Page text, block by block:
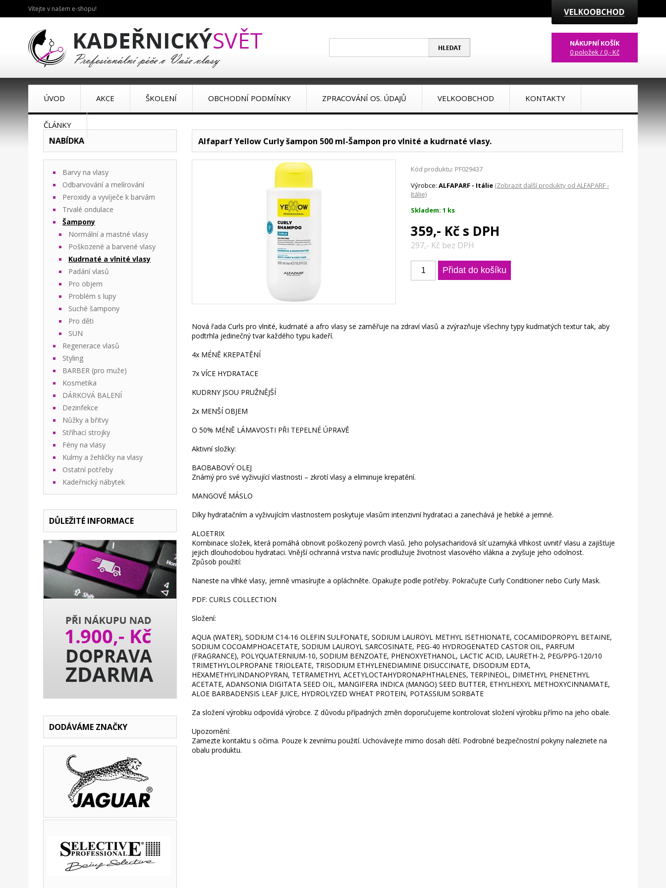
Vítejte v našem e-shopu!
NÁKUPNÍ KOŠÍK
0 položek / 0,- Kč
ÚVOD AKCE ŠKOLENÍ OBCHODNÍ PODMÍNKY ZPRACOVÁNÍ OS. ÚDAJŮ VELKOOBCHOD KONTAKTY
ČLÁNKY
NABÍDKA
Barvy na vlasy
Odbarvování a melírování
Peroxidy a vyvíječe k barvám
Trvalé ondulace
Šampony
Normální a mastné vlasy
Poškozené a barvené vlasy
Kudrnaté a vlnité vlasy
Padání vlasů
Pro objem
Problém s lupy
Suché šampony
Pro děti
SUN
Regenerace vlasů
Styling
BARBER (pro muže)
Kosmetika
DÁRKOVÁ BALENÍ
Dezinfekce
Nůžky a břitvy
Stříhací strojky
Fény na vlasy
Kulmy a žehličky na vlasy
Ostatní potřeby
Kadeřnický nábytek
DŮLEŽITÉ INFORMACE
DODÁVÁME ZNAČKY
Alfaparf Yellow Curly šampon 500 ml-Šampon pro vlnité a kudrnaté vlasy.
Kód produktu: PF029437
Výrobce: ALFAPARF - Itálie (Zobrazit další produkty od ALFAPARF -
Itálie)
Skladem: 1 ks
359,- Kč s DPH
297,- Kč bez DPH
Nová řada Curls pro vlnité, kudrnaté a afro vlasy se zaměřuje na zdraví vlasů a zvýrazňuje všechny typy kudrnatých textur tak, aby
podtrhla jedinečný tvar každého typu kadeří.
4x MÉNĚ KREPATĚNÍ
7x VÍCE HYDRATACE
KUDRNY JSOU PRUŽNĚJŠÍ
2x MENŠÍ OBJEM
O 50% MÉNĚ LÁMAVOSTI PŘI TEPELNÉ ÚPRAVĚ
Aktivní složky:
BAOBABOVÝ OLEJ
Známý pro své vyživující vlastnosti – zkrotí vlasy a eliminuje krepatění.
MANGOVÉ MÁSLO
Díky hydratačním a vyživujícím vlastnostem poskytuje vlasům intenzivní hydrataci a zanechává je hebké a jemné.
ALOETRIX
Kombinace složek, která pomáhá obnovit poškozený povrch vlasů. Jeho polysacharidová síť uzamyká vlhkost uvnitř vlasu a zajišťuje
jejich dlouhodobou hydrataci. Vnější ochranná vrstva navíc prodlužuje životnost vlasového vlákna a zvyšuje jeho odolnost.
Způsob použití:
Naneste na vlhké vlasy, jemně vmasírujte a opláchněte. Opakujte podle potřeby. Pokračujte Curly Conditioner nebo Curly Mask.
PDF: CURLS COLLECTION
Složení:
AQUA (WATER), SODIUM C14-16 OLEFIN SULFONATE, SODIUM LAUROYL METHYL ISETHIONATE, COCAMIDOPROPYL BETAINE,
SODIUM COCOAMPHOACETATE, SODIUM LAUROYL SARCOSINATE, PEG-40 HYDROGENATED CASTOR OIL, PARFUM
(FRAGRANCE), POLYQUATERNIUM-10, SODIUM BENZOATE, PHENOXYETHANOL, LACTIC ACID, LAURETH-2, PEG/PPG-120/10
TRIMETHYLOLPROPANE TRIOLEATE, TRISODIUM ETHYLENEDIAMINE DISUCCINATE, DISODIUM EDTA,
HEXAMETHYLINDANOPYRAN, TETRAMETHYL ACETYLOCTAHYDRONAPHTHALENES, TERPINEOL, DIMETHYL PHENETHYL
ACETATE, ADANSONIA DIGITATA SEED OIL, MANGIFERA INDICA (MANGO) SEED BUTTER, ETHYLHEXYL METHOXYCINNAMATE,
ALOE BARBADENSIS LEAF JUICE, HYDROLYZED WHEAT PROTEIN, POTASSIUM SORBATE
Za složení výrobku odpovídá výrobce. Z důvodu případných změn doporučujeme kontrolovat složení výrobku přímo na jeho obale.
Upozornění:
Zamezte kontaktu s očima. Pouze k zevnímu použití. Uchovávejte mimo dosah dětí. Podrobné bezpečnostní pokyny naleznete na
obalu produktu.